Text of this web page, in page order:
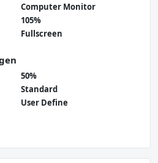
Computer Monitor
105%
Fullscreen
50%
Standard
User Define